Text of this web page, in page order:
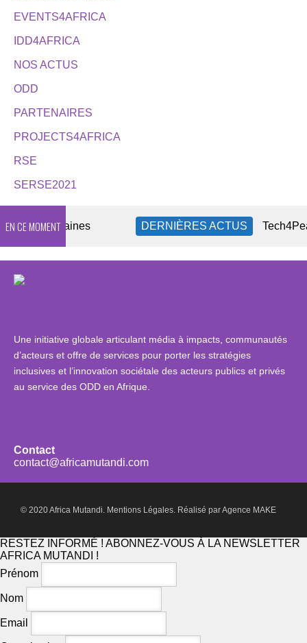
EVENTS4AFRICA
IDD4AFRICA
NOS ACTUS
ODD
PARTENAIRES
PROJECTS4AFRICA
RSE
SERSE2021
EN CE MOMENT
africaines DERNIÈRES ACTUS Tech4Peace,
Une initiative globale articulant média à impacts, communautés
d’acteurs et offre de services pour porter les stratégies
inclusives et l’innovation sociétale des acteurs publics et privés
au service des ODD en Afrique.
Contact
contact@africamutandi.com
© 2020 Africa Mutandi. Mentions Légales. Réalisé parAgence MAKE
RESTEZ INFORMÉ ! ABONNEZ-VOUS À LA NEWSLETTER
AFRICA MUTANDI !
Prénom
Nom
Email